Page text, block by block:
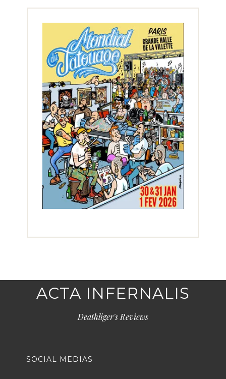
ACTA INFERNALIS
Deathliger's Reviews
SOCIAL MEDIAS